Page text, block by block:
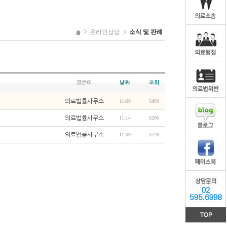
온라인상담 소식 및 판례
글쓴이 날짜 조회
의료법률사무소 11-09 5499
의료법률사무소 11-14 6200
의료법률사무소 11-09 5226